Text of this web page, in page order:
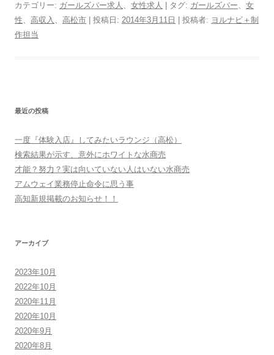
カテゴリー: ガールズバー求人 、 女性求人 | タグ: ガールズバー、 女
性、 高収入 、 高松市 | 投稿日: 2014年3月11日 投稿者: ヨルナビ＋制
作担当
最近の投稿
一度『体験入店』してみたいラウンジ（高松）
検索結果が示す、意外にホワイトな水商売
才能？努力？実は向いていない人はいない水商売
アムウェイ業務停止命令に思う事
高知新規掲載のお知らせ！！
アーカイブ
2023年10月
2022年10月
2020年11月
2020年10月
2020年9月
2020年8月